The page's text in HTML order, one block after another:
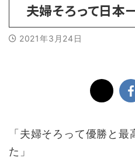
夫婦そろって日本
2021年3月24日
「夫婦そろって優勝と
た」